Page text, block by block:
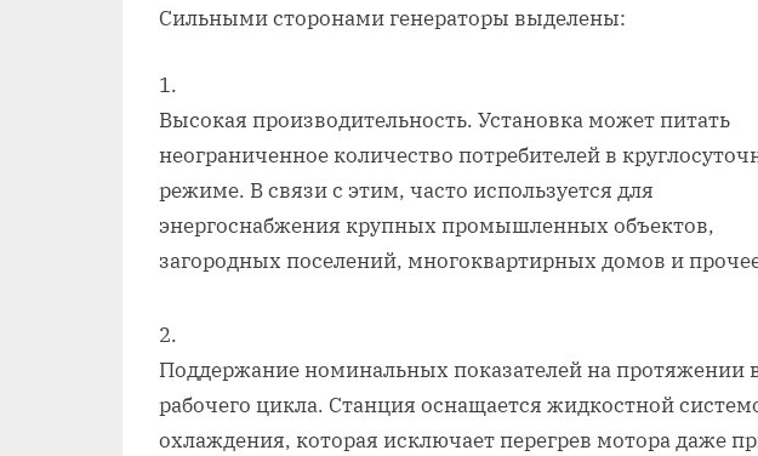
Сильными сторонами генераторы выделены:
Высокая производительность. Установка может питать
неограниченное количество потребителей в
режиме. В связи с этим, часто используется для
энергоснабжения крупных промышленных объектов,
загородных поселений, многоквартирных домов и
Поддержание номинальных показателей на протяжении
рабочего цикла. Станция оснащается жидкостной
охлаждения, которая исключает перегрев мотора даже